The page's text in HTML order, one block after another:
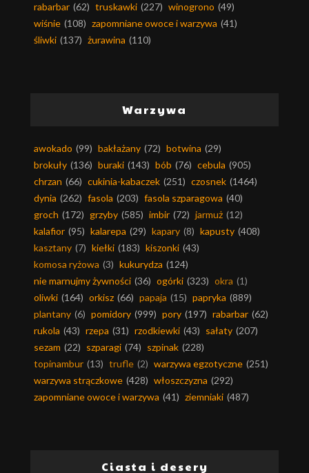
rabarbar (62) truskawki (227) winogrono (49)
wiśnie (108) zapomniane owoce i warzywa (41)
śliwki (137) żurawina (110)
Warzywa
awokado (99) bakłażany (72) botwina (29)
brokuły (136) buraki (143) bób (76) cebula (905)
chrzan (66) cukinia-kabaczek (251) czosnek (1464)
dynia (262) fasola (203) fasola szparagowa (40)
groch (172) grzyby (585) imbir (72) jarmuż (12)
kalafior (95) kalarepa (29) kapary (8) kapusty (408)
kasztany (7) kiełki (183) kiszonki (43)
komosa ryżowa (3) kukurydza (124)
nie marnujmy żywności (36) ogórki (323) okra (1)
oliwki (164) orkisz (66) papaja (15) papryka (889)
plantany (6) pomidory (999) pory (197) rabarbar (62)
rukola (43) rzepa (31) rzodkiewki (43) sałaty (207)
sezam (22) szparagi (74) szpinak (228)
topinambur (13) trufle (2) warzywa egzotyczne (251)
warzywa strączkowe (428) włoszczyzna (292)
zapomniane owoce i warzywa (41) ziemniaki (487)
Ciasta i desery